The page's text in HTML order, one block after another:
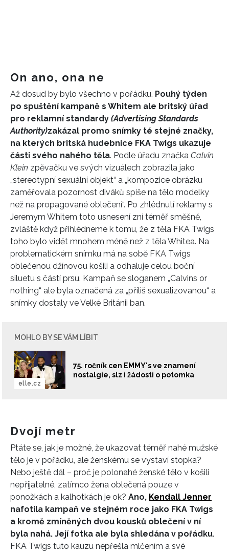
On ano, ona ne
Až dosud by bylo všechno v pořádku. Pouhý týden
po spuštění kampaně s Whitem ale britský úřad
pro reklamní standardy (Advertising Standards
Authority)zakázal promo snímky té stejné značky,
na kterých britská hudebnice FKA Twigs ukazuje
části svého nahého těla. Podle úřadu značka Calvin
Klein zpěvačku ve svých vizuálech zobrazila jako
„stereotypní sexuální objekt“ a „kompozice obrázku
zaměřovala pozornost diváků spíše na tělo modelky
než na propagované oblečení“. Po zhlédnutí reklamy s
Jeremym Whitem toto usnesení zní téměř směšně,
zvláště když přihlédneme k tomu, že z těla FKA Twigs
toho bylo vidět mnohem méně než z těla Whitea. Na
problematickém snímku má na sobě FKA Twigs
oblečenou džínovou košili a odhaluje celou boční
siluetu s částí prsu. Kampaň se sloganem „Calvins or
nothing“ ale byla označená za „příliš sexualizovanou“ a
snímky dostaly ve Velké Británii ban.
MOHLO BY SE VÁM LÍBIT
75. ročník cen EMMY's ve znamení
nostalgie, slz i žádosti o potomka
elle.cz
Dvojí metr
Ptáte se, jak je možné, že ukazovat téměř nahé mužské
tělo je v pořádku, ale ženskému se vystaví stopka?
Nebo ještě dál – proč je polonahé ženské tělo v košili
nepřijatelné, zatímco žena oblečená pouze v
ponožkách a kalhotkách je ok? Ano, Kendall Jenner
nafotila kampaň ve stejném roce jako FKA Twigs
a kromě zmíněných dvou kousků oblečení v ní
byla nahá. Její fotka ale byla shledána v pořádku.
FKA Twigs tuto kauzu nepřešla mlčením a své